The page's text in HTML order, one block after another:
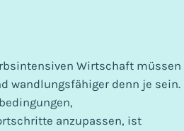
Wirtschaft müssen
wandlungsfähiger denn je sein.
anzupassen, ist